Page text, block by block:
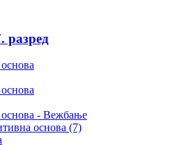
разред
- Вежбање
основа (7)